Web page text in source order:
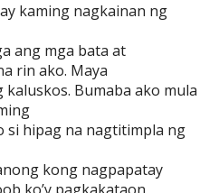
kaming nagkainan ng
ang mga bata at
rin ako. Maya
kaluskos. Bumaba ako mula
si hipag na nagtitimpla ng
kong nagpapatay